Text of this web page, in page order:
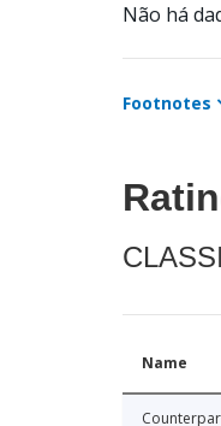
Não há
Footnotes
Name